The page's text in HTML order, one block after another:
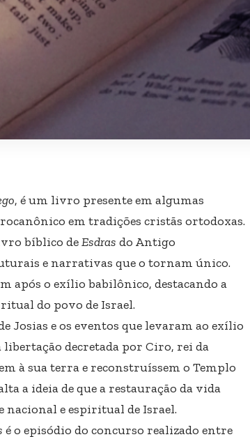
, é um livro presente em algumas
em tradições cristãs ortodoxas.
bíblico deEsdras do Antigo
e narrativas que o tornam único.
após o exílio babilônico, destacando a
do povo de Israel.
Josias e os eventos que levaram ao exílio
libertação decretada por Ciro, rei da
à sua terra e reconstruíssem o Templo
a ideia de que a restauração da vida
e espiritual de Israel.
é o episódio do concurso realizado entre